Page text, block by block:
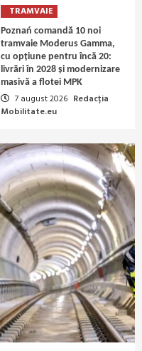
TRAMVAIE
Poznań comandă 10 noi
tramvaie Moderus Gamma,
cu opțiune pentru încă 20:
livrări în 2028 și modernizare
masivă a flotei MPK
7 august 2026 Redacția
Mobilitate.eu